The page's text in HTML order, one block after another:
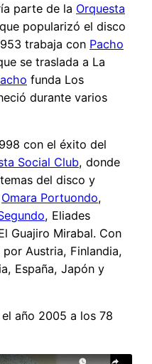
parte de la Orquesta
popularizó el disco
trabaja con Pacho
se traslada a La
funda Los
durante varios
con el éxito del
Social Club, donde
del disco y
Omara Portuondo,
, Eliades
Guajiro Mirabal. Con
Austria, Finlandia,
España, Japón y
año 2005 a los 78